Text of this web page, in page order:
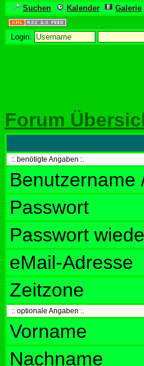
Suchen Kalender
Galerie
Login:
Forum
:: benötigte Angaben :.
Benutzername
Passwort
Passwort
eMail-Adresse
Zeitzone
:: optionale Angaben :.
Vorname
Nachname